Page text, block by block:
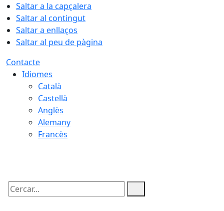
Saltar a la capçalera
Saltar al contingut
Saltar a enllaços
Saltar al peu de pàgina
Contacte
Idiomes
Català
Castellà
Anglès
Alemany
Francès
Cercar: